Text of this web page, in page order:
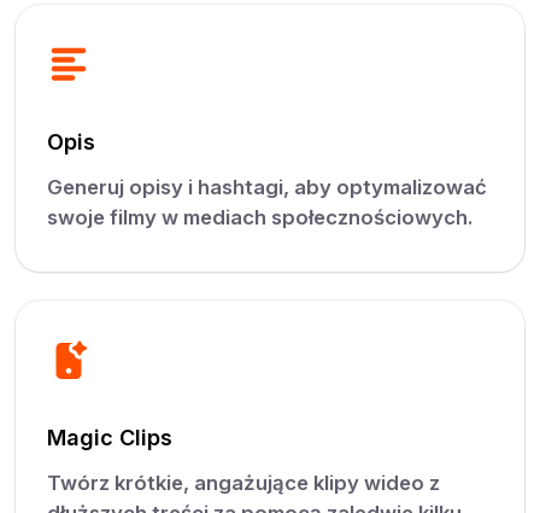
Opis
Generuj opisy i hashtagi, aby optymalizować
swoje filmy w mediach społecznościowych.
Magic Clips
Twórz krótkie, angażujące klipy wideo z